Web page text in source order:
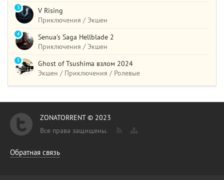
V Rising
Приключения / Экшен
3
Senua's Saga Hellblade 2
Приключения / Экшен
4
Ghost of Tsushima взлом 2024
Экшен / Приключения / Ролевые
5
ZONATORRENT © 2023
Все права защищены.
Обратная связь